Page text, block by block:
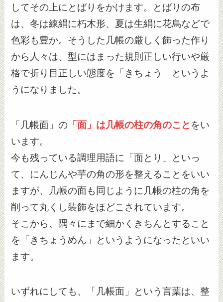
してその上にとばりをかけます。とばりの布
は、冬は練絹に朽木形、夏は生絹に花烏などで
色彩も豊か。そうした几帳の厳しく飾った作り
から人々は、型にはまった規則正しい行いや厳
格で折り目正しい態度を「きちょう」というよ
うになりました。
「几帳面」の 「面」は几帳の柱の角のこと をい
います。
今も残っている調理用語に「面とり」といっ
て、にんじんや芋の角の形を整えることをいい
ますが、几帳の面も同じように几帳の柱の角を
削って丸くし装飾をほどこされています。
そこから、隅々にまで細かくきちんとすること
を「きちょうめん」というようになったといい
ます。
いずれにしても、「几帳面」という言葉は、整